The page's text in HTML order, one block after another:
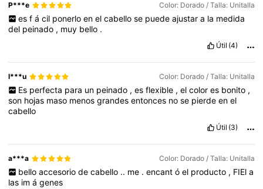
P***e Color: Dorado / Talla: Unitalla
es f á cil ponerlo en el cabello se puede ajustar a la medida
del peinado , muy bello .
Útil (4)
l***u Color: Dorado / Talla: Unitalla
Es perfecta para un peinado , es flexible , el color es bonito ,
son hojas maso menosgrandesentonces nose pierdeenel
cabello
Útil (3)
a***a Color: Dorado / Talla: Unitalla
bello accesorio de cabello .. me . encant ó el producto , FIEl a
las imágenes